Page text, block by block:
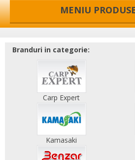
MENIU
Branduri in categorie:
Carp Expert
Kamasaki